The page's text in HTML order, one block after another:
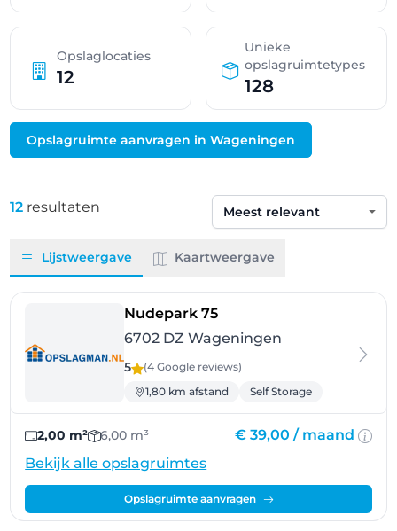
Opslaglocaties
12
Unieke
opslagruimtetypes
128
Opslagruimte aanvragen in Wageningen
12 resultaten
Sorteren op
Lijstweergave Kaartweergave
Nudepark 75- Wageningen
6702 DZ Wageningen
5 (4 Google reviews)
1,80 km afstand
Self Storage
2,00 m² 6,00 m³ € 39,00 / maand
Bekijk alle opslagruimtes
Opslagruimte aanvragen